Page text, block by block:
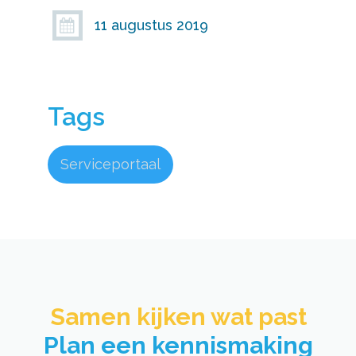
 11 augustus 2019
Tags
Serviceportaal
Samen kijken wat past​
Plan een kennismaking